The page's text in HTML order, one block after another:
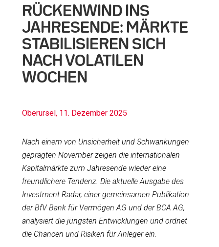
RÜCKENWIND INS
JAHRESENDE: MÄRKTE
STABILISIEREN SICH
NACH VOLATILEN
WOCHEN
Oberursel, 11. Dezember 2025
Nach einem von Unsicherheit und Schwankungen
geprägten November zeigen die internationalen
Kapitalmärkte zum Jahresende wieder eine
freundlichere Tendenz. Die aktuelle Ausgabe des
Investment Radar, einer gemeinsamen Publikation
der BfV Bank für Vermögen AG und der BCA AG,
analysiert die jüngsten Entwicklungen und ordnet
die Chancen und Risiken für Anleger ein.